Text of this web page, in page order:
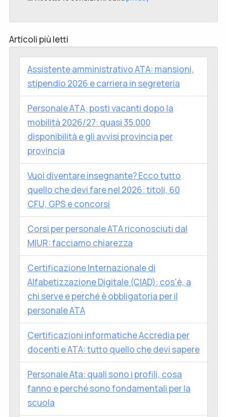
Articoli più letti
Assistente amministrativo ATA: mansioni,
stipendio 2026 e carriera in segreteria
Personale ATA, posti vacanti dopo la
mobilità 2026/27: quasi 35.000
disponibilità e gli avvisi provincia per
provincia
Vuoi diventare insegnante? Ecco tutto
quello che devi fare nel 2026: titoli, 60
CFU, GPS e concorsi
Corsi per personale ATA riconosciuti dal
MIUR: facciamo chiarezza
Certificazione Internazionale di
Alfabetizzazione Digitale (CIAD): cos'è, a
chi serve e perché è obbligatoria per il
personale ATA
Certificazioni informatiche Accredia per
docenti e ATA: tutto quello che devi sapere
Personale Ata: quali sono i profili, cosa
fanno e perché sono fondamentali per la
scuola